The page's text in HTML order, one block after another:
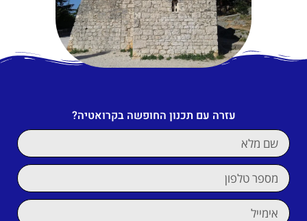
עזרה עם תכנון החופשה בקרואטיה?